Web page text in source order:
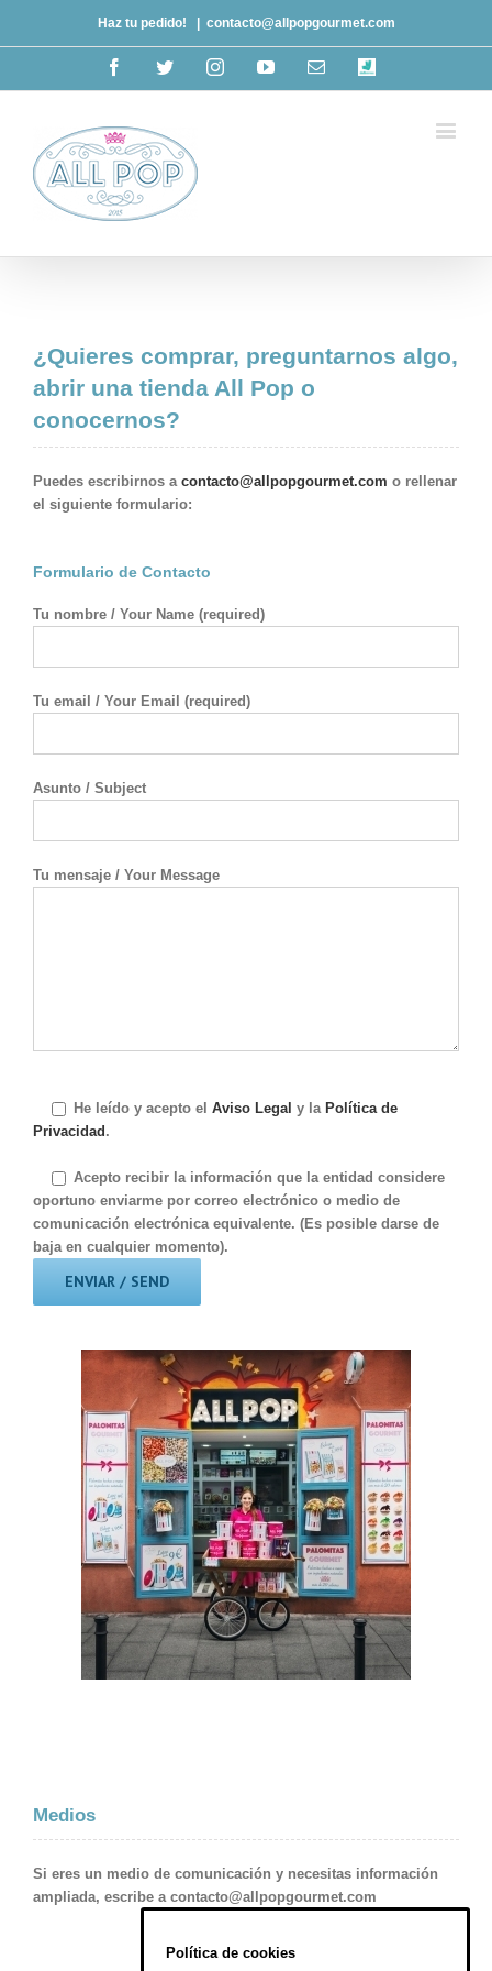
Haz tu pedido! contacto@allpopgourmet.com
FacebookTwitterInstagramYoutubeEmaildeliveroo
¿Quieres comprar, preguntarnos algo,
abrir una tienda All Pop o
conocernos?
Puedes escribirnos a contacto@allpopgourmet.com o rellenar
el siguiente formulario:
Formulario de Contacto
Tu nombre / Your Name (required)
Tu email / Your Email (required)
Asunto / Subject
Tu mensaje / Your Message
He leído y acepto el Aviso Legal y la Política de
Privacidad .
Acepto recibir la información que la entidad considere
oportuno enviarme por correo electrónico o medio de
comunicación electrónica equivalente. (Es posible darse de
baja en cualquier momento).
Medios
Si eres un medio de comunicación y necesitas información
ampliada, escribe a contacto@allpopgourmet.com
Política de cookies